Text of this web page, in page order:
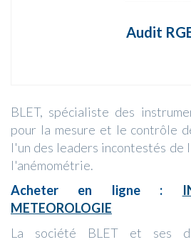
Audit
BLET, spécialiste des
pour la mesure et le contrôle
l'un des leaders incontestés de
l'anémométrie.
Acheter en ligne :
METEOROLOGIE
La société BLET et ses